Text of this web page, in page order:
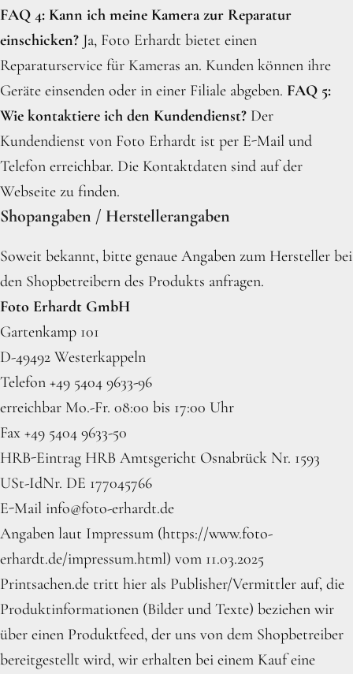
FAQ 4: Kann ich meine Kamera zur Reparatur
einschicken? Ja, Foto Erhardt bietet einen
Reparaturservice für Kameras an. Kunden können ihre
Geräte einsenden oder in einer Filiale abgeben. FAQ 5:
Wie kontaktiere ich den Kundendienst? Der
Kundendienst von Foto Erhardt ist per E-Mail und
Telefon erreichbar. Die Kontaktdaten sind auf der
Webseite zu finden.
Shopangaben / Herstellerangaben
Soweit bekannt, bitte genaue Angaben zum Hersteller bei
den Shopbetreibern des Produkts anfragen.
Foto Erhardt GmbH
Gartenkamp 101
D-49492 Westerkappeln
Telefon +49 5404 9633-96
erreichbar Mo.-Fr. 08:00 bis 17:00 Uhr
Fax +49 5404 9633-50
HRB-Eintrag HRB Amtsgericht Osnabrück Nr. 1593
USt-IdNr. DE 177045766
E-Mail info@foto-erhardt.de
Angaben laut Impressum (https://www.foto-
erhardt.de/impressum.html) vom 11.03.2025
Printsachen.de tritt hier als Publisher/Vermittler auf, die
Produktinformationen (Bilder und Texte) beziehen wir
über einen Produktfeed, der uns von dem Shopbetreiber
bereitgestellt wird, wir erhalten bei einem Kauf eine